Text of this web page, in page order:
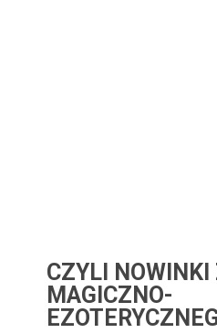
CZYLI NOWINKI
MAGICZNO-